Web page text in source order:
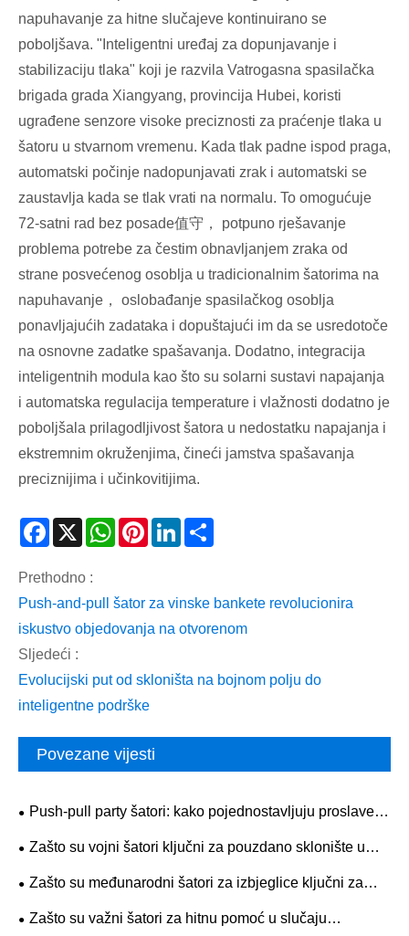
napuhavanje za hitne slučajeve kontinuirano se
poboljšava. "Inteligentni uređaj za dopunjavanje i
stabilizaciju tlaka" koji je razvila Vatrogasna spasilačka
brigada grada Xiangyang, provincija Hubei, koristi
ugrađene senzore visoke preciznosti za praćenje tlaka u
šatoru u stvarnom vremenu. Kada tlak padne ispod praga,
automatski počinje nadopunjavati zrak i automatski se
zaustavlja kada se tlak vrati na normalu. To omogućuje
72-satni rad bez posade值守， potpuno rješavanje
problema potrebe za čestim obnavljanjem zraka od
strane posvećenog osoblja u tradicionalnim šatorima na
napuhavanje， oslobađanje spasilačkog osoblja
ponavljajućih zadataka i dopuštajući im da se usredotoče
na osnovne zadatke spašavanja. Dodatno, integracija
inteligentnih modula kao što su solarni sustavi napajanja
i automatska regulacija temperature i vlažnosti dodatno je
poboljšala prilagodljivost šatora u nedostatku napajanja i
ekstremnim okruženjima, čineći jamstva spašavanja
preciznijima i učinkovitijima.
Facebook
X WhatsAppPinterestLinkedIn
Prethodno :
Push-and-pull šator za vinske bankete revolucionira
iskustvo objedovanja na otvorenom
Sljedeći :
Evolucijski put od skloništa na bojnom polju do
inteligentne podrške
Povezane vijesti
Push-pull party šatori: kako pojednostavljuju proslave
na otvorenom?
Zašto su vojni šatori ključni za pouzdano sklonište u
ekstremnim okruženjima?
Zašto su međunarodni šatori za izbjeglice ključni za
globalne humanitarne napore?
Zašto su važni šatori za hitnu pomoć u slučaju